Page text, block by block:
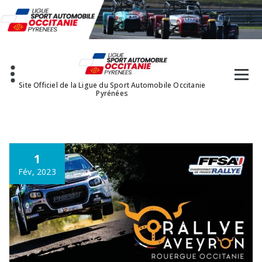
au
contenu
Site Officiel de la Ligue du Sport Automobile Occitanie
Pyrénées
1
Fév, 2023